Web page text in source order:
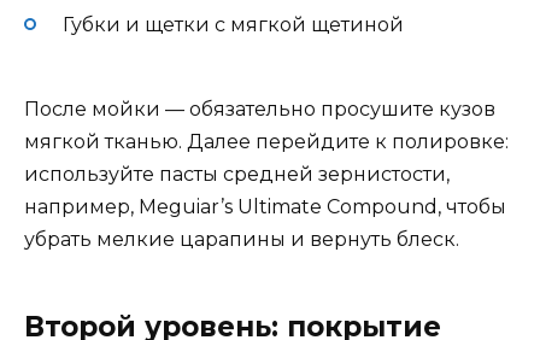
Губки и щетки с мягкой щетиной
После мойки — обязательно просушите кузов
мягкой тканью. Далее перейдите к полировке:
используйте пасты средней зернистости,
например, Meguiar’s Ultimate Compound, чтобы
убрать мелкие царапины и вернуть блеск.
Второй уровень: покрытие